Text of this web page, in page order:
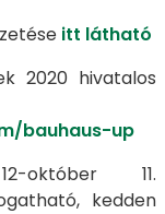
itt látható
2020 hivatalos
bauhaus-up
október 11.
kedden